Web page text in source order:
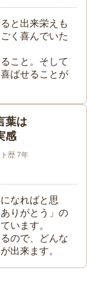
と出来栄えも
く喜んでいた
こと。そして
ばせることが
葉は
感
歴 7年
なればと思
りがとう」の
います。
ので、どんな
出来ます。